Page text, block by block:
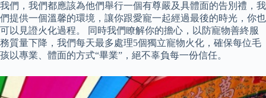
我們，我們都應該為他們舉行一個有尊嚴及具體面的告別禮，我
們提供一個溫馨的環境，讓你跟愛寵一起經過最後的時光，你也
可以見證火化過程。 同時我們瞭解你的擔心，以防寵物善終服
務質量下降，我們每天最多處理5個獨立寵物火化，確保每位毛
孩以專業、體面的方式“畢業”，絕不辜負每一份信任。